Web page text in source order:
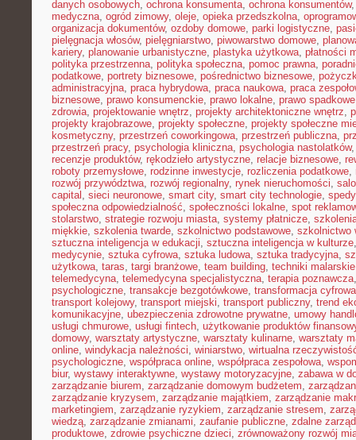
danych osobowych, ochrona konsumenta, ochrona konsumentów
medyczna, ogród zimowy, oleje, opieka przedszkolna,
organizacja dokumentów, ozdoby domowe, parki logistyczne,
pielęgnacja włosów, pielęgniarstwo, piwowarstwo domowe,
kariery, planowanie urbanistyczne, plastyka użytkowa, płatności
polityka przestrzenna, polityka społeczna, pomoc prawna,
podatkowe, portrety biznesowe, pośrednictwo biznesowe,
administracyjna, praca hybrydowa, praca naukowa, praca
biznesowe, prawo konsumenckie, prawo lokalne, prawo spadkowe
zdrowia, projektowanie wnętrz, projekty architektoniczne wnętrz,
projekty krajobrazowe, projekty społeczne, projekty społeczne
kosmetyczny, przestrzeń coworkingowa, przestrzeń publiczna,
przestrzeń pracy, psychologia kliniczna, psychologia nastolatków
recenzje produktów, rękodzieło artystyczne, relacje biznesowe,
roboty przemysłowe, rodzinne inwestycje, rozliczenia podatkowe,
rozwój przywództwa, rozwój regionalny, rynek nieruchomości,
capital , sieci neuronowe, smart city, smart city technologie,
społeczna odpowiedzialność, społeczności lokalne, spot
stolarstwo, strategie rozwoju miasta, systemy płatnicze,
miękkie, szkolenia twarde, szkolnictwo podstawowe, szkolnictwo
sztuczna inteligencja w edukacji, sztuczna inteligencja w kulturze
medycynie, sztuka cyfrowa, sztuka ludowa, sztuka tradycyjna,
użytkowa, taras, targi branżowe, team building, techniki malarskie
telemedycyna, telemedycyna specjalistyczna, terapia poznawcza
psychologiczne, transakcje bezgotówkowe, transformacja cyfrowa
transport kolejowy, transport miejski, transport publiczny, trend
komunikacyjne, ubezpieczenia zdrowotne prywatne, umowy
usługi chmurowe, usługi fintech, użytkowanie produktów
domowy, warsztaty artystyczne, warsztaty kulinarne, warsztaty
online, windykacja należności, winiarstwo, wirtualna
psychologiczne, współpraca online, współpraca zespołowa,
biur, wystawy interaktywne, wystawy motoryzacyjne, zabawa w
zarządzanie biurem, zarządzanie domowym budżetem,
zarządzanie kryzysem, zarządzanie majątkiem, zarządzanie
marketingiem, zarządzanie ryzykiem, zarządzanie stresem,
wiedzą, zarządzanie zmianami, zaufanie publiczne, zdalne
produktowe, zdrowie psychiczne dzieci, zrównoważony rozwój